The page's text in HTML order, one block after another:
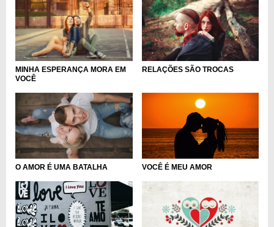
MINHA ESPERANÇA MORA EM
VOCÊ
RELAÇÕES SÃO TROCAS
O AMOR É UMA BATALHA VOCÊ É MEU AMOR